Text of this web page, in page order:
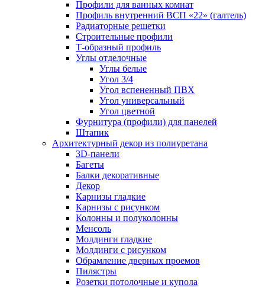
Профили для ванных комнат
Профиль внутренний ВСП «22» (галтель)
Радиаторные решетки
Строительные профили
Т-образный профиль
Углы отделочные
Углы белые
Угол 3/4
Угол вспененный ПВХ
Угол универсальный
Угол цветной
Фурнитура (профили) для панелей
Штапик
Архитектурный декор из полиуретана
3D-панели
Багеты
Балки декоративные
Декор
Карнизы гладкие
Карнизы с рисунком
Колонны и полуколонны
Менсоль
Молдинги гладкие
Молдинги с рисунком
Обрамление дверных проемов
Пилястры
Розетки потолочные и купола